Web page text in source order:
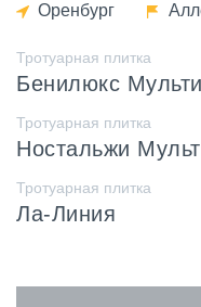
Оренбург
Тротуарная плитка
Бенилюкс
Тротуарная плитка
Ностальжи
Тротуарная плитка
Ла-Линия